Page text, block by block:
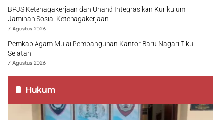
BPJS Ketenagakerjaan dan Unand Integrasikan Kurikulum
Jaminan Sosial Ketenagakerjaan
7 Agustus 2026
Pemkab Agam Mulai Pembangunan Kantor Baru Nagari Tiku
Selatan
7 Agustus 2026
Hukum